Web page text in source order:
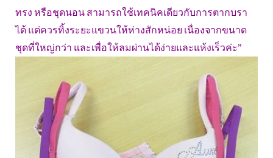
ทรง หรือชุดนอน สามารถใช้เทคนิคเดียวกับการตากบรา
ได้ แต่ควรทิ้งระยะแขวนให้ห่างสักหน่อย เนื่องจากขนาด
ชุดที่ใหญ่กว่า และเพื่อให้ลมผ่านได้ง่ายและแห้งเร็วค่ะ”